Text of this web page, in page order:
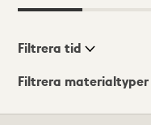
Visningsläge
Filtrera tid
Filtrera materialtyper